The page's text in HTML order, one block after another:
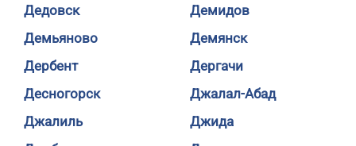
Дедовск
Демидов
Демьяново
Демянск
Дербент
Дергачи
Десногорск
Джалал-Абад
Джалиль
Джида